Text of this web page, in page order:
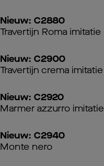
Nieuw: C2880
Travertijn Roma imitatie
Nieuw: C2900
Travertijn crema imitatie
Nieuw: C2920
Marmer azzurro imitatie
Nieuw: C2940
Monte nero